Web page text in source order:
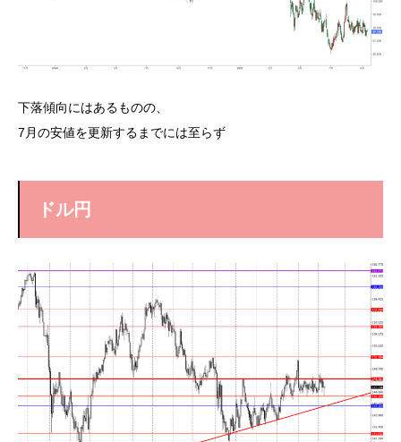
下落傾向にはあるものの、
7月の安値を更新するまでには至らず
ドル円